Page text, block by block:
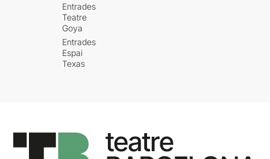
Entrades
Teatre
Goya
Entrades
Espai
Texas